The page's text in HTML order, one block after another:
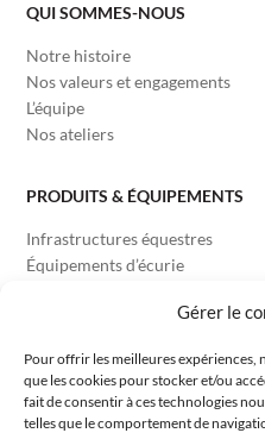
Gérer le
Pour offrir les meilleures expériences,
que les cookies pour stocker et/ou
fait de consentir à ces technologies
telles que le comportement de
QUI SOMMES-NOUS
Notre histoire
Nos valeurs et engagements
L’équipe
Nos ateliers
PRODUITS & ÉQUIPEMENTS
Infrastructures équestres
Équipements d’écurie
Équipements Vétérinaires
INFORMATIONS